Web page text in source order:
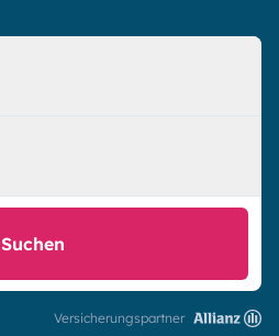
Suchen
Versicherungspartner